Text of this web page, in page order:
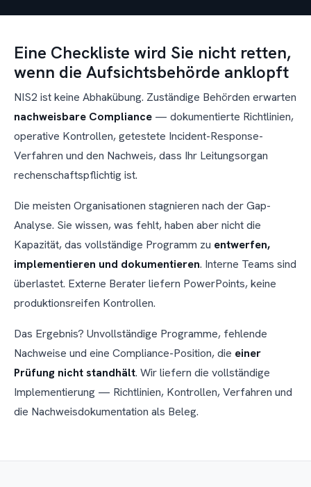
Eine Checkliste wird Sie nicht retten,
wenn die Aufsichtsbehörde anklopft
NIS2 ist keine Abhakübung. Zuständige Behörden erwarten
nachweisbare Compliance — dokumentierte Richtlinien,
operative Kontrollen, getestete Incident-Response-
Verfahren und den Nachweis, dass Ihr Leitungsorgan
rechenschaftspflichtig ist.
Die meisten Organisationen stagnieren nach der Gap-
Analyse. Sie wissen, was fehlt, haben aber nicht die
Kapazität, das vollständige Programm zu entwerfen,
implementieren und dokumentieren. Interne Teams sind
überlastet. Externe Berater liefern PowerPoints, keine
produktionsreifen Kontrollen.
Das Ergebnis? Unvollständige Programme, fehlende
Nachweise und eine Compliance-Position, die einer
Prüfung nicht standhält. Wir liefern die vollständige
Implementierung — Richtlinien, Kontrollen, Verfahren und
die Nachweisdokumentation als Beleg.